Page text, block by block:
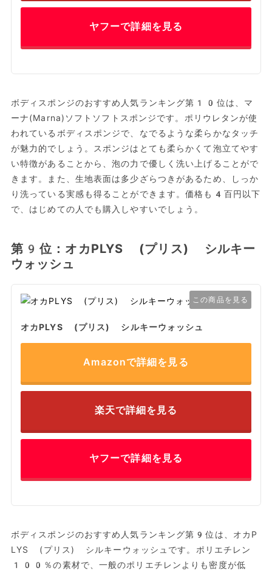
ヤフーで詳細を見る
ボディスポンジのおすすめ人気ランキング第10位は、マ
ーナ(Marna)ソフトソフトスポンジです。ポリウレタンが使
われているボディスポンジで、なでるような柔らかなタッチ
が魅力的でしょう。スポンジはとても柔らかくて泡立てやす
い特徴があることから、泡の力で優しく洗い上げることがで
きます。また、生地表面は多少ざらつきがあるため、しっか
り洗っている実感も得ることができます。価格も4百円以下
で、はじめての人でも購入しやすいでしょう。
第9位：オカPLYS (プリス) シルキー
ウォッシュ
この商品を見る
オカPLYS (プリス) シルキーウォッシュ
Amazonで詳細を見る
楽天で詳細を見る
ヤフーで詳細を見る
ボディスポンジのおすすめ人気ランキング第9位は、オカP
LYS (プリス) シルキーウォッシュです。ポリエチレン
100％の素材で、一般のポリエチレンよりも密度が低